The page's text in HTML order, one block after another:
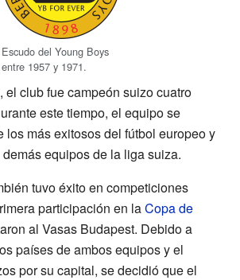
Escudo del Young Boys
entre 1957 y 1971.
el club fue campeón suizo cuatro
este tiempo, el equipo se
los más exitosos del fútbol europeo y
equipos de la liga suiza.
tuvo éxito en competiciones
participación en laCopa de
al Vasas Budapest. Debido a
países de ambos equipos y el
por su capital, se decidió que el